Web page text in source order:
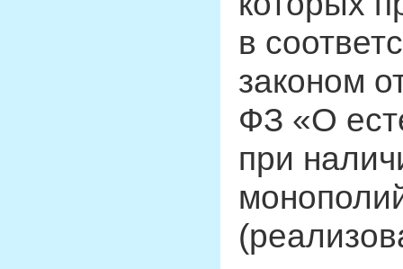
в
законом
ФЗ «О
при